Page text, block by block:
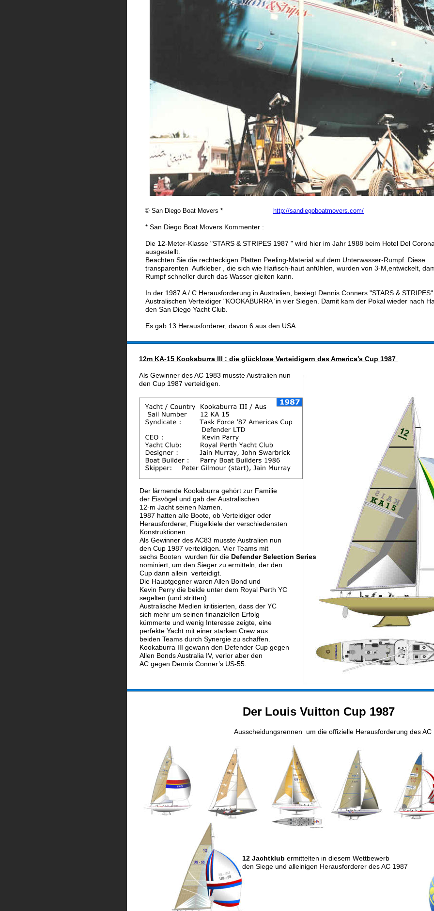
© San Diego Boat Movers * http://sandiegoboatmovers.com/
* San Diego Boat Movers Kommenter :
Die 12-Meter-Klasse "STARS & STRIPES 1987 " wird hier im Jahr 1988 beim Hotel Del
ausgestellt.
Beachten Sie die rechteckigen Platten Peeling-Material auf dem Unterwasser-Rumpf. Diese
transparenten  Aufkleber , die sich wie Haifisch-haut anfühlen, wurden von 3-M,entwickelt,
Rumpf schneller durch das Wasser gleiten kann.
In der 1987 A / C Herausforderung in Australien, besiegt Dennis Conners "STARS &
Australischen Verteidiger "KOOKABURRA 'in vier Siegen. Damit kam der Pokal wieder nach
den San Diego Yacht Club.
Es gab 13 Herausforderer, davon 6 aus den USA
12m KA-15 Kookaburra III : die glücklose Verteidigern des America’s Cup 1987
Als Gewinner des AC 1983 musste Australien nun
den Cup 1987 verteidigen.
Der lärmende Kookaburra gehört zur Familie
der Eisvögel und gab der Australischen
12-m Jacht seinen Namen.
1987 hatten alle Boote, ob Verteidiger oder
Herausforderer, Flügelkiele der verschiedensten
Konstruktionen.
Als Gewinner des AC83 musste Australien nun
den Cup 1987 verteidigen. Vier Teams mit
sechs Booten  wurden für die Defender Selection Series
nominiert, um den Sieger zu ermitteln, der den
Cup dann allein  verteidigt.
Die Hauptgegner waren Allen Bond und
Kevin Perry die beide unter dem Royal Perth YC
segelten (und stritten).
Australische Medien kritisierten, dass der YC
sich mehr um seinen finanziellen Erfolg
kümmerte und wenig Interesse zeigte, eine
perfekte Yacht mit einer starken Crew aus
beiden Teams durch Synergie zu schaffen.
Kookaburra III gewann den Defender Cup gegen
Allen Bonds Australia IV, verlor aber den
AC gegen Dennis Conner’s US-55.
Der Louis Vuitton Cup 1987
Ausscheidungsrennen  um die offizielle Herausforderung des AC
12 Jachtklub ermittelten in diesem Wettbewerb
den Siege und alleinigen Herausforderer des AC 1987